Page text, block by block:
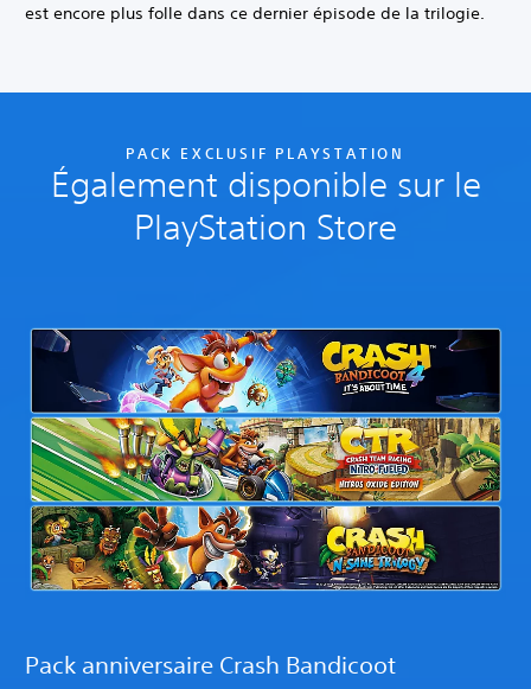
est encore plus folle dans ce dernier épisode de la trilogie.
PACK EXCLUSIF PLAYSTATION
Également disponible sur le
PlayStation Store
Pack anniversaire Crash Bandicoot